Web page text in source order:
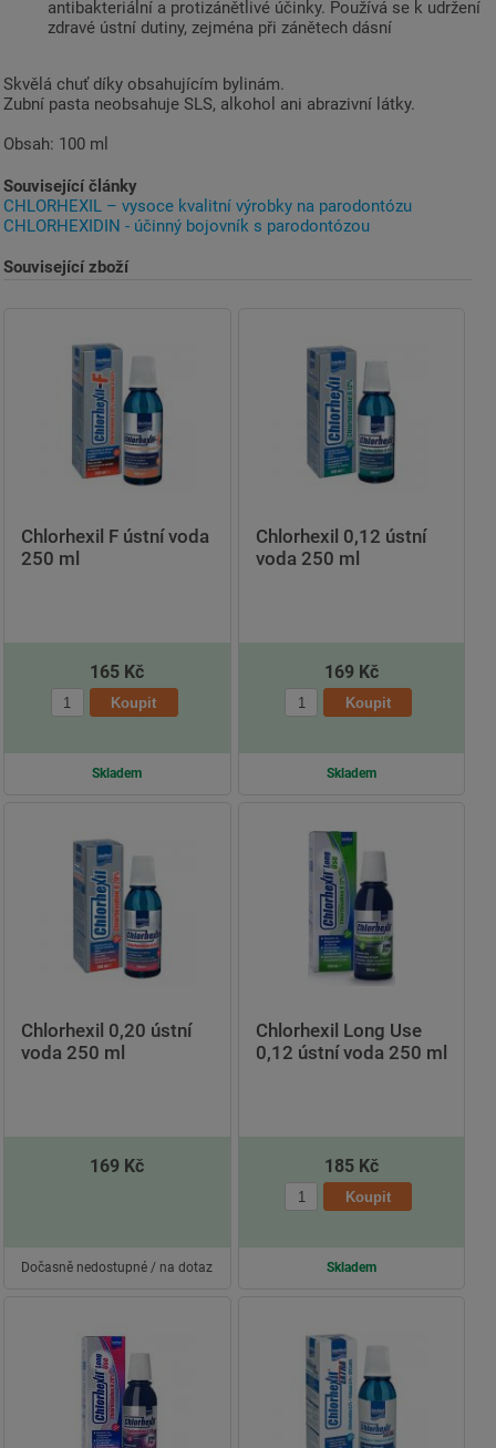
antibakteriální a protizánětlivé účinky. Používá se k udržení
zdravé ústní dutiny, zejména při zánětech dásní
Skvělá chuť díky obsahujícím bylinám.
Zubní pasta neobsahuje SLS, alkohol ani abrazivní látky.
Obsah: 100 ml
Související články
CHLORHEXIL – vysoce kvalitní výrobky na parodontózu
CHLORHEXIDIN - účinný bojovník s parodontózou
Související zboží
Chlorhexil F ústní voda
250 ml
165 Kč
Skladem
Chlorhexil 0,12 ústní
voda 250 ml
169 Kč
Skladem
Chlorhexil 0,20 ústní
voda 250 ml
169 Kč
Dočasně nedostupné / na dotaz
Chlorhexil Long Use
0,12 ústní voda 250 ml
185 Kč
Skladem